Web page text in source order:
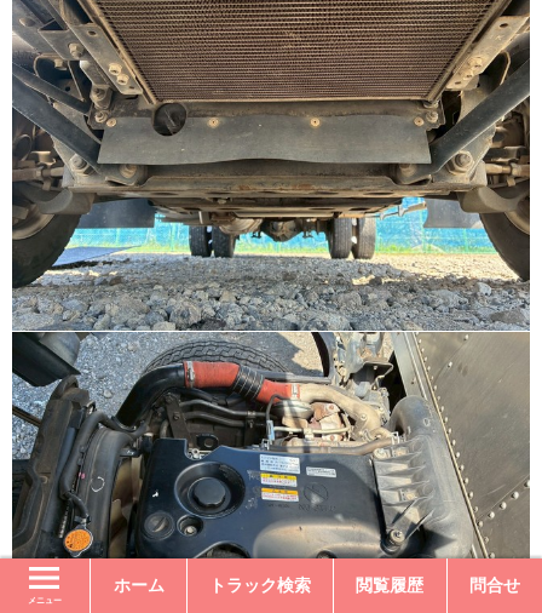
メニュー
ホーム トラック検索 閲覧履歴 問合せ